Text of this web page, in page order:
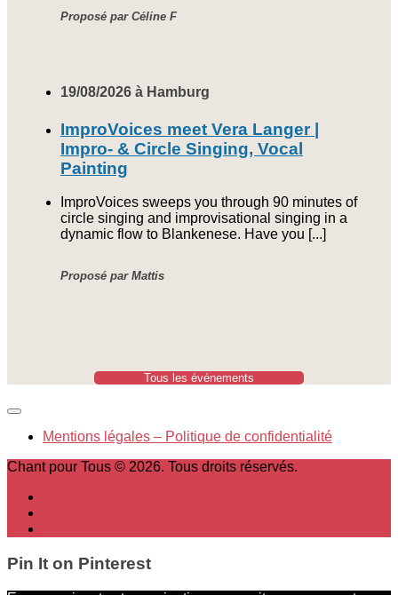
Proposé par Céline F
19/08/2026 à Hamburg
ImproVoices meet Vera Langer |
Impro- & Circle Singing, Vocal
Painting
ImproVoices sweeps you through 90 minutes of
circle singing and improvisational singing in a
dynamic flow to Blankenese. Have you [...]
Proposé par Mattis
Tous les événements
Mentions légales – Politique de confidentialité
Chant pour Tous © 2026. Tous droits réservés.
Pin It on Pinterest